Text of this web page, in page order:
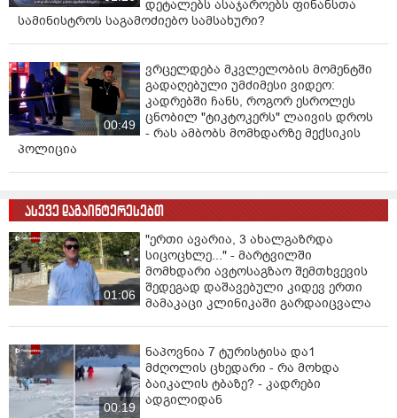
დეტალებს ასაჯაროებს ფინანსთა
სამინისტროს საგამოძიებო სამსახური?
00:49
ვრცელდება მკვლელობის მომენტში
გადაღებული უმძიმესი ვიდეო:
კადრებში ჩანს, როგორ ესროლეს
ცნობილ "ტიკტოკერს" ლაივის დროს
- რას ამბობს მომხდარზე მექსიკის
პოლიცია
ასევე დაგაინტერესებთ
01:06
"ერთი ავარია, 3 ახალგაზრდა
სიცოცხლე..." - მარტვილში
მომხდარი ავტოსაგზაო შემთხვევის
შედეგად დაშავებული კიდევ ერთი
მამაკაცი კლინიკაში გარდაიცვალა
00:19
ნაპოვნია 7 ტურისტისა და1
მძღოლის ცხედარი - რა მოხდა
ბაიკალის ტბაზე? - კადრები
ადგილიდან